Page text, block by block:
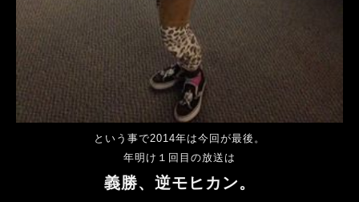
という事で2014年は今回が最後。
年明け１回目の放送は
義勝、逆モヒカン。